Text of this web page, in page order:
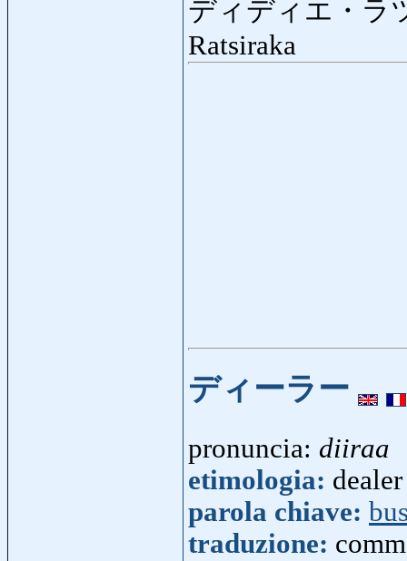
ディディエ・ラ
Ratsiraka
ディーラー
pronuncia: diiraa
etimologia:
parola chiave:
traduzione: